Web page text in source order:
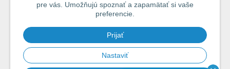
pre vás. Umožňujú spoznať a zapamätať si vaše
preferencie.
Prijať
Nastaviť
Každý týždeň si od nás nájdete v schránke : 1x Rybársky Poradca a 1x
akčná ponuka. 1x mesačne prehľad nových článkov z nášho blogu.
Ochrana vašich osobných údajov je pre nás na 1. mieste.Zoznámte sa s
našimi zásadami spracovania osobných údajov